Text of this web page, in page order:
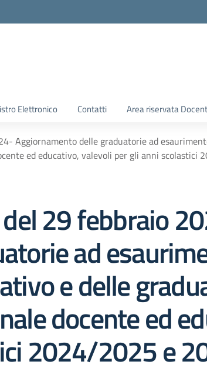
Elettronico Contatti Area riservata
Aggiornamento delle graduatorie ad
ed educativo, valevoli per gli anni
29 febbraio
ad
e delle
docente ed
2024/2025 e